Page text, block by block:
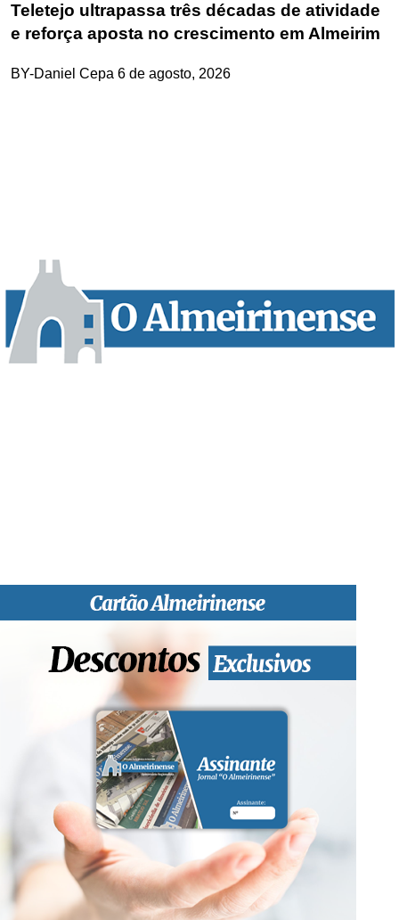
Teletejo ultrapassa três décadas de atividade
e reforça aposta no crescimento em Almeirim
BY-Daniel Cepa 6 de agosto, 2026